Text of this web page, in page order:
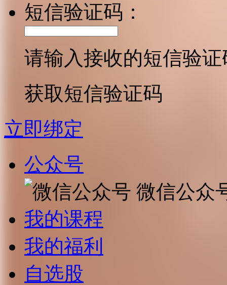
短信验证码：
请输入接收的短信验证
获取短信验证码
立即绑定
公众号
微信公众
我的课程
我的福利
自选股